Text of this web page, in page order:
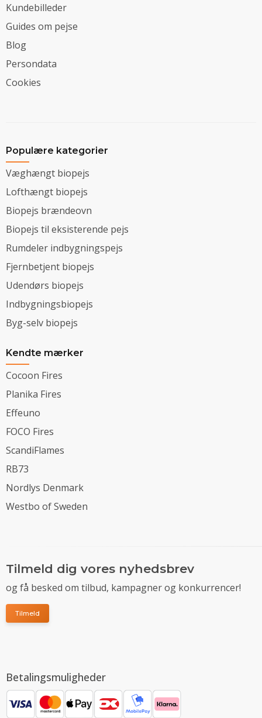
Kundebilleder
Guides om pejse
Blog
Persondata
Cookies
Populære kategorier
Væghængt biopejs
Lofthængt biopejs
Biopejs brændeovn
Biopejs til eksisterende pejs
Rumdeler indbygningspejs
Fjernbetjent biopejs
Udendørs biopejs
Indbygningsbiopejs
Byg-selv biopejs
Kendte mærker
Cocoon Fires
Planika Fires
Effeuno
FOCO Fires
ScandiFlames
RB73
Nordlys Denmark
Westbo of Sweden
Tilmeld dig vores nyhedsbrev
og få besked om tilbud, kampagner og konkurrencer!
Tilmeld
Betalingsmuligheder